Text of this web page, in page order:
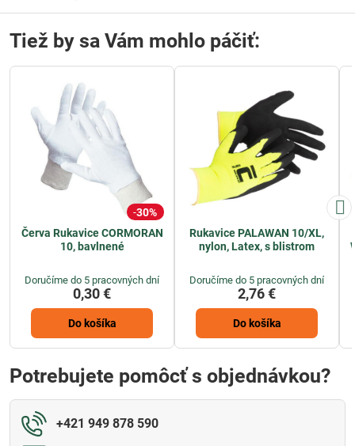
Tiež by sa Vám mohlo páčiť:
30%
Červa Rukavice CORMORAN
10, bavlnené
Doručíme do 5 pracovných dní
0,30 €
Do košíka
Rukavice PALAWAN 10/XL,
nylon, Latex, s blistrom
Doručíme do 5 pracovných dní
2,76 €
Do košíka
Potrebujete pomôcť s objednávkou?
+421 949 878 590